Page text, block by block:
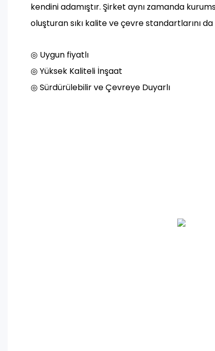
kendini adamıştır. Şirket aynı zamanda
oluşturan sıkı kalite ve çevre standartlarını
◎ Uygun fiyatlı
◎ Yüksek Kaliteli İnşaat
◎ Sürdürülebilir ve Çevreye Duyarlı